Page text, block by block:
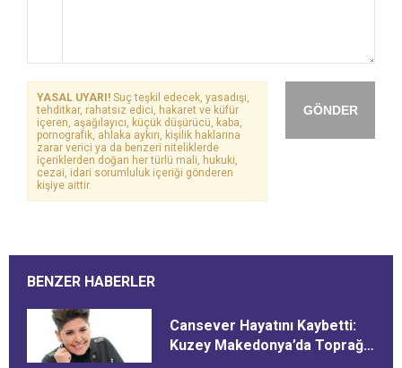
GÖNDER
YASAL UYARI! Suç teşkil edecek, yasadışı,
tehditkar, rahatsız edici, hakaret ve küfür
içeren, aşağılayıcı, küçük düşürücü, kaba,
pornografik, ahlaka aykırı, kişilik haklarına
zarar verici ya da benzeri niteliklerde
içeriklerden doğan her türlü mali, hukuki,
cezai, idari sorumluluk içeriği gönderen
kişiye aittir.
BENZER HABERLER
Cansever Hayatını Kaybetti:
Kuzey Makedonya’da Toprağa